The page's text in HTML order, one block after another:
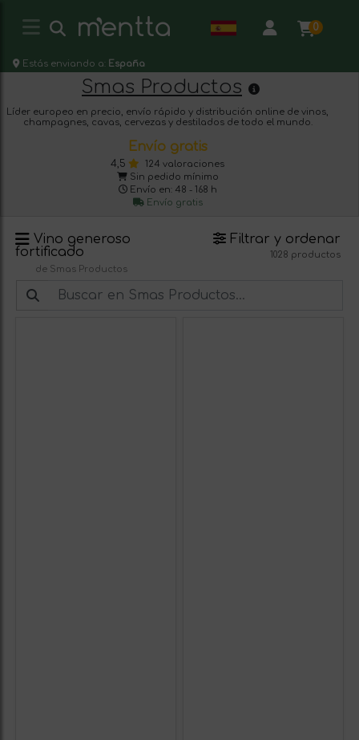
0
Estás enviando a: España
Smas Productos
Líder europeo en precio, envío rápido y distribución online de vinos,
champagnes, cavas, cervezas y destilados de todo el mundo.
Envío gratis
4,5
124 valoraciones
Sin pedido mínimo
Envío en: 48 - 168 h
Envío gratis
fortificado
de Smas Productos
Filtrar y ordenar
1028 productos